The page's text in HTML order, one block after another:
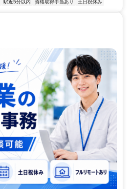
駅近5分以内 資格取得手当あり 土日祝休み